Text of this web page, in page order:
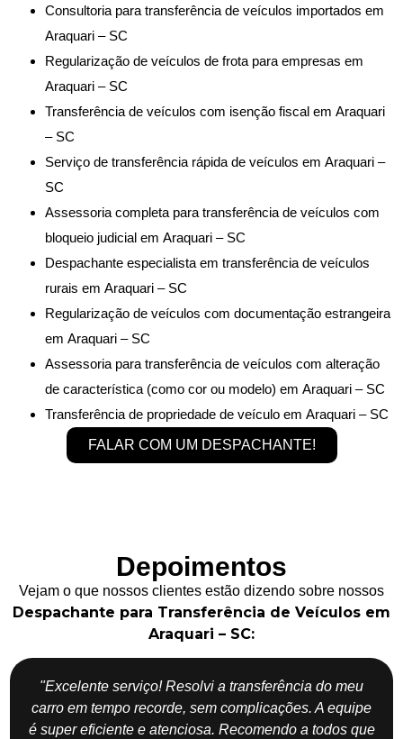
Consultoria para transferência de veículos importados em
Araquari – SC
Regularização de veículos de frota para empresas em
Araquari – SC
Transferência de veículos com isenção fiscal em Araquari
– SC
Serviço de transferência rápida de veículos em Araquari –
SC
Assessoria completa para transferência de veículos com
bloqueio judicial em Araquari – SC
Despachante especialista em transferência de veículos
rurais em Araquari – SC
Regularização de veículos com documentação estrangeira
em Araquari – SC
Assessoria para transferência de veículos com alteração
de característica (como cor ou modelo) em Araquari – SC
Transferência de propriedade de veículo em Araquari – SC
FALAR COM UM DESPACHANTE!
Depoimentos
Vejam o que nossos clientes estão dizendo sobre nossos
Despachante para Transferência de Veículos em
Araquari – SC:
"Excelente serviço! Resolvi a transferência do meu
carro em tempo recorde, sem complicações. A equipe
é super eficiente e atenciosa. Recomendo a todos que